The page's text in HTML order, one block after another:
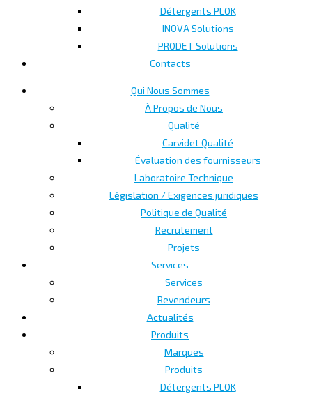
Détergents PLOK
INOVA Solutions
PRODET Solutions
Contacts
Qui Nous Sommes
À Propos de Nous
Qualité
Carvidet Qualité
Évaluation des fournisseurs
Laboratoire Technique
Législation / Exigences juridiques
Politique de Qualité
Recrutement
Projets
Services
Services
Revendeurs
Actualités
Produits
Marques
Produits
Détergents PLOK